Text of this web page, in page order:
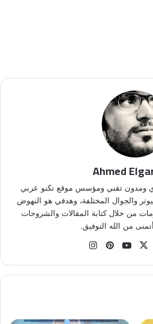
Ahmed
ومدون تقني ومؤسس موقع تكنو عربي
والجوال المختلفة، وهدفي هو النهوض
من خلال كتابة المقالات والشروحات
من الله التوفيق.
في
وك
X
يوتي
بينتي
س
ام